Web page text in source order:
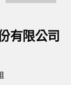
有限公司